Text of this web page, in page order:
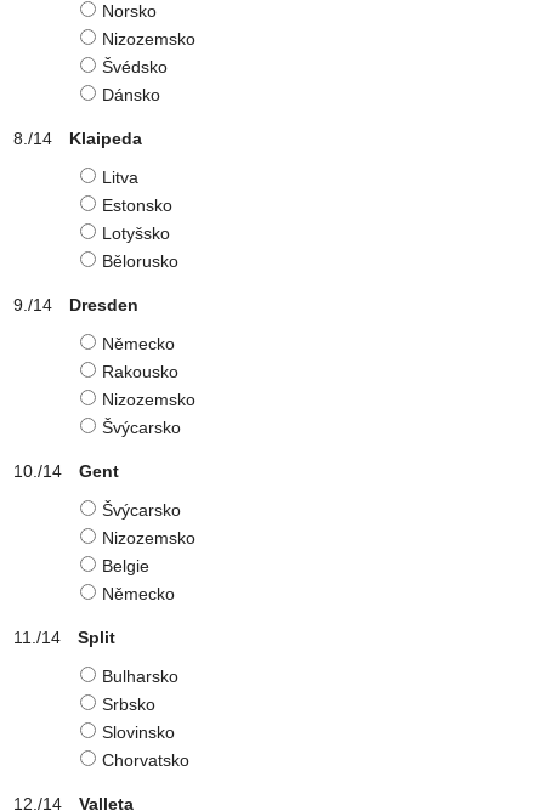
Norsko
Nizozemsko
Švédsko
Dánsko
Klaipeda
Litva
Estonsko
Lotyšsko
Bělorusko
Dresden
Německo
Rakousko
Nizozemsko
Švýcarsko
Gent
Švýcarsko
Nizozemsko
Belgie
Německo
Split
Bulharsko
Srbsko
Slovinsko
Chorvatsko
Valleta